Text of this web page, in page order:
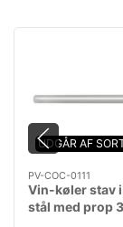
UDGÅR AF
PV-COC-0111
Vin-køler stav
stål med prop